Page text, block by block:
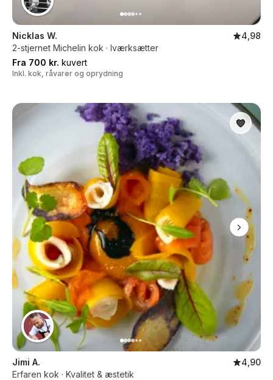
Nicklas W.
4,98
2-stjernet Michelin kok · Iværksætter
Fra 700 kr. kuvert
Inkl. kok, råvarer og oprydning
Jimi A.
4,90
Erfaren kok · Kvalitet & æstetik